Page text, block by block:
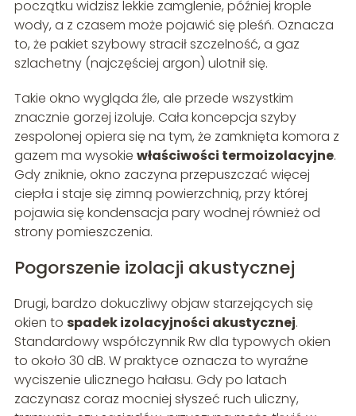
początku widzisz lekkie zamglenie, później krople
wody, a z czasem może pojawić się pleśń. Oznacza
to, że pakiet szybowy stracił szczelność, a gaz
szlachetny (najczęściej argon) ulotnił się.
Takie okno wygląda źle, ale przede wszystkim
znacznie gorzej izoluje. Cała koncepcja szyby
zespolonej opiera się na tym, że zamknięta komora z
gazem ma wysokie właściwości termoizolacyjne.
Gdy zniknie, okno zaczyna przepuszczać więcej
ciepła i staje się zimną powierzchnią, przy której
pojawia się kondensacja pary wodnej również od
strony pomieszczenia.
Pogorszenie izolacji akustycznej
Drugi, bardzo dokuczliwy objaw starzejących się
okien to spadek izolacyjności akustycznej.
Standardowy współczynnik Rw dla typowych okien
to około 30 dB. W praktyce oznacza to wyraźne
wyciszenie ulicznego hałasu. Gdy po latach
zaczynasz coraz mocniej słyszeć ruch uliczny,